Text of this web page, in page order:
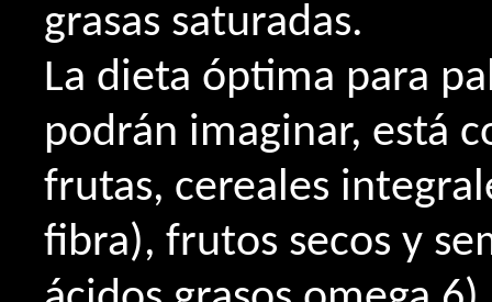
grasas saturadas.
La dieta óptima para
podrán imaginar, está
frutas, cereales
fibra), frutos secos y